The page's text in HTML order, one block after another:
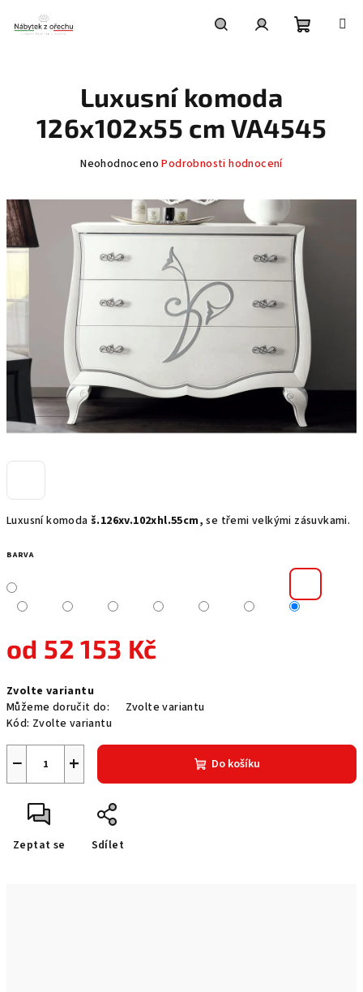
obsah
Luxusní komoda š.126xv.102xhl.55cm,se třemi velkými zásuvkami.
BARVA
od 52 153 Kč
cena:
Zvolte variantu
Můžeme doručit do:
Zvolte variantu
Kód: Zvolte variantu
+
− Do košíku
Zeptat se Sdílet
Luxusní komoda
126x102x55 cm VA4545
Průměrné
produktu
0,0
z
5
hvězdiček.
Neohodnoceno Podrobnosti hodnocení